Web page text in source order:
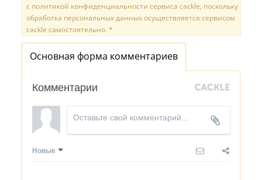
с политикой конфиденциальности сервиса cackle, поскольку
обработка персональных данных осуществляется сервисом
cackle самостоятельно. *
Основная форма комментариев
Комментарии
Новые